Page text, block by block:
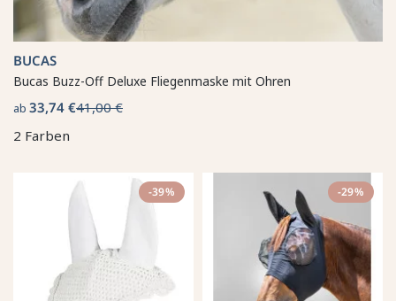
BUCAS
Bucas Buzz-Off Deluxe Fliegenmaske mit Ohren
ab 33,74 €41,00 €
2 Farben
-39% -29%